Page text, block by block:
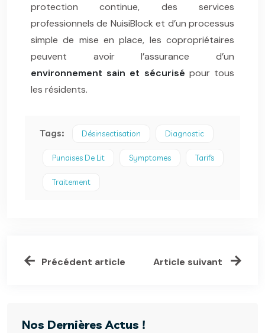
protection continue, des services
professionnels de NuisiBlock et d’un processus
simple de mise en place, les copropriétaires
peuvent avoir l’assurance d’un
environnement sain et sécurisé pour tous
les résidents.
Tags: Désinsectisation Diagnostic
Punaises De Lit Symptomes Tarifs
Traitement
Précédent article Article suivant
Nos Dernières Actus !